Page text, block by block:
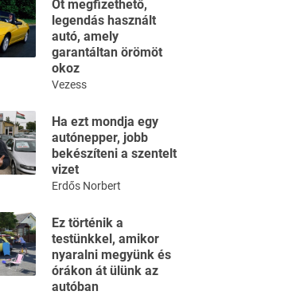
Öt megfizethető,
legendás használt
autó, amely
garantáltan örömöt
okoz
Vezess
Ha ezt mondja egy
autónepper, jobb
bekészíteni a szentelt
vizet
Erdős Norbert
Ez történik a
testünkkel, amikor
nyaralni megyünk és
órákon át ülünk az
autóban